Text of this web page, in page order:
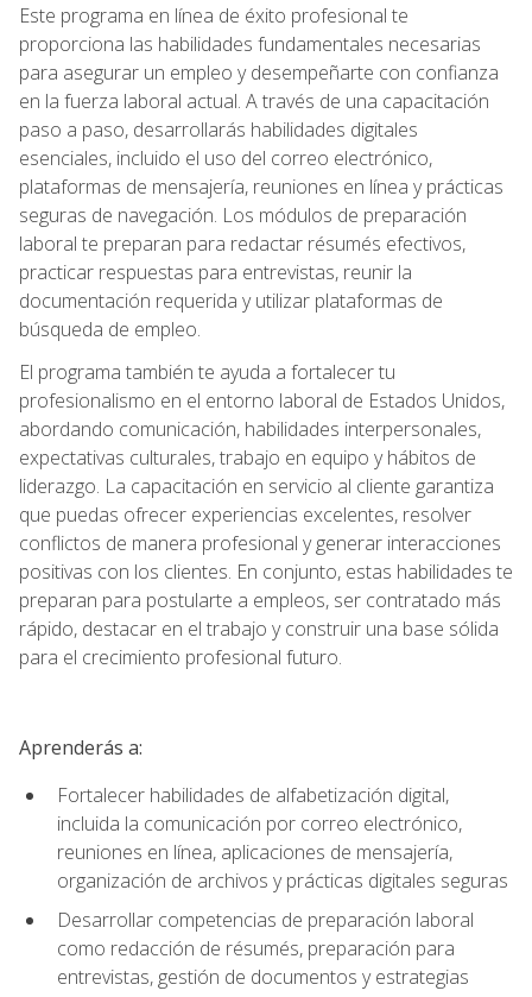
Este programa en línea de éxito profesional te
proporciona las habilidades fundamentales necesarias
para asegurar un empleo y desempeñarte con confianza
en la fuerza laboral actual. A través de una capacitación
paso a paso, desarrollarás habilidades digitales
esenciales, incluido el uso del correo electrónico,
plataformas de mensajería, reuniones en línea y prácticas
seguras de navegación. Los módulos de preparación
laboral te preparan para redactar résumés efectivos,
practicar respuestas para entrevistas, reunir la
documentación requerida y utilizar plataformas de
búsqueda de empleo.
El programa también te ayuda a fortalecer tu
profesionalismo en el entorno laboral de Estados Unidos,
abordando comunicación, habilidades interpersonales,
expectativas culturales, trabajo en equipo y hábitos de
liderazgo. La capacitación en servicio al cliente garantiza
que puedas ofrecer experiencias excelentes, resolver
conflictos de manera profesional y generar interacciones
positivas con los clientes. En conjunto, estas habilidades te
preparan para postularte a empleos, ser contratado más
rápido, destacar en el trabajo y construir una base sólida
para el crecimiento profesional futuro.
Aprenderás a:
Fortalecer habilidades de alfabetización digital,
incluida la comunicación por correo electrónico,
reuniones en línea, aplicaciones de mensajería,
organización de archivos y prácticas digitales seguras
Desarrollar competencias de preparación laboral
como redacción de résumés, preparación para
entrevistas, gestión de documentos y estrategias